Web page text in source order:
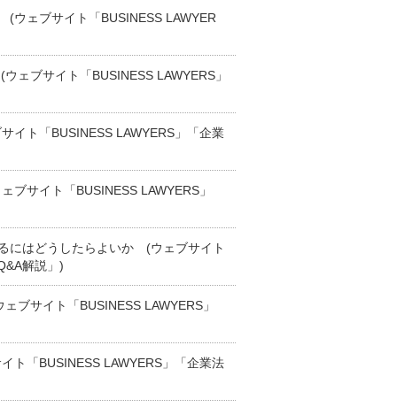
ウェブサイト「BUSINESS LAWYER
ブサイト「BUSINESS LAWYERS」
イト「BUSINESS LAWYERS」「企業
サイト「BUSINESS LAWYERS」
にはどうしたらよいか (ウェブサイト
解説」)
サイト「BUSINESS LAWYERS」
ト「BUSINESS LAWYERS」「企業法